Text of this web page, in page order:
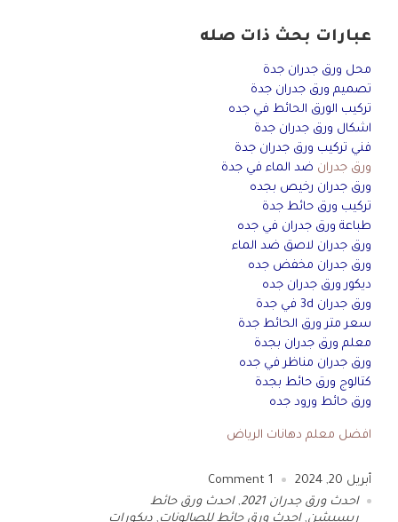
عبارات بحث ذات صله
محل ورق جدران جدة
تصميم ورق جدران جدة
تركيب الورق الحائط في جده
اشكال ورق جدران جدة
فني تركيب ورق جدران جدة
ورق جدران ضد الماء في جدة
ورق جدران رخيص بجده
تركيب ورق حائط جدة
طباعة ورق جدران في جده
ورق جدران لاصق ضد الماء
ورق جدران مخفض جده
ديكور ورق جدران جده
ورق جدران 3d في جدة
سعر متر ورق الحائط جدة
معلم ورق جدران بجدة
ورق جدران مناظر في جده
كتالوج ورق حائط بجدة
ورق حائط ورود جده
افضل معلم دهانات الرياض
أبريل 20, 2024 1
احدث ورق جدران 2021
,احدث ورق حائط
ريسبشن,احدث ورق حائط للصالونات , ديكورات